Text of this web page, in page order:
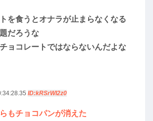
を食うとオナラが止まらなくなる
だろうな
ョコレートではならないんだよな
ID:kRSrWI2z0
もチョコパンが消えた